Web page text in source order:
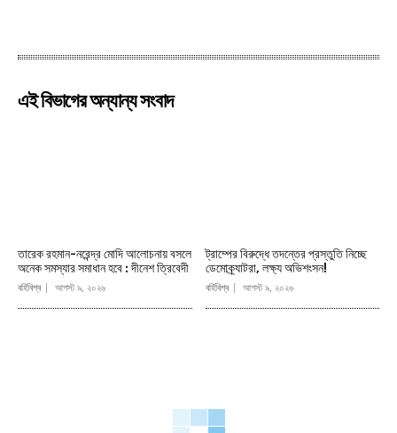
এই বিভাগের অন্যান্য সংবাদ
তারেক রহমান-নরেন্দ্র মোদি আলোচনায় বসলে
অনেক সমস্যার সমাধান হবে : দীনেশ ত্রিবেদী
বর্হিবিশ্ব আগস্ট ৯, ২০২৬
ট্রাম্পের বিরুদ্ধে তদন্তের প্রস্তুতি নিচ্ছে
ডেমোক্র্যাটরা, লক্ষ্য অভিশংসন!
বর্হিবিশ্ব আগস্ট ৯, ২০২৬